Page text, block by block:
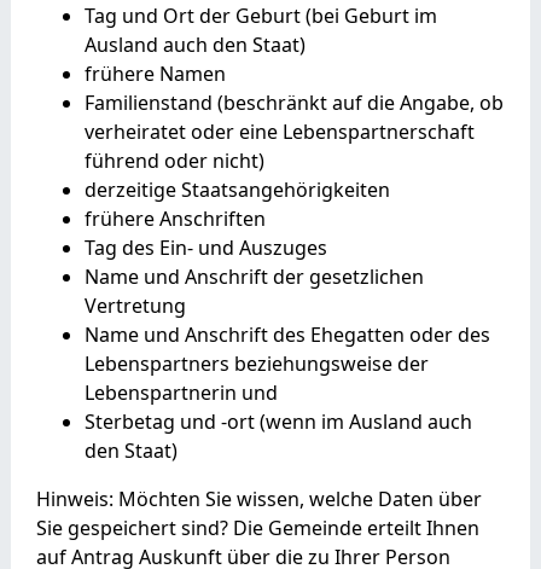
Tag und Ort der Geburt (bei Geburt im
Ausland auch den Staat)
frühere Namen
Familienstand (beschränkt auf die Angabe, ob
verheiratet oder eine Lebenspartnerschaft
führend oder nicht)
derzeitige Staatsangehörigkeiten
frühere Anschriften
Tag des Ein- und Auszuges
Name und Anschrift der gesetzlichen
Vertretung
Name und Anschrift des Ehegatten oder des
Lebenspartners beziehungsweise der
Lebenspartnerin und
Sterbetag und -ort (wenn im Ausland auch
den Staat)
Hinweis: Möchten Sie wissen, welche Daten über
Sie gespeichert sind? Die Gemeinde erteilt Ihnen
auf Antrag Auskunft über die zu Ihrer Person